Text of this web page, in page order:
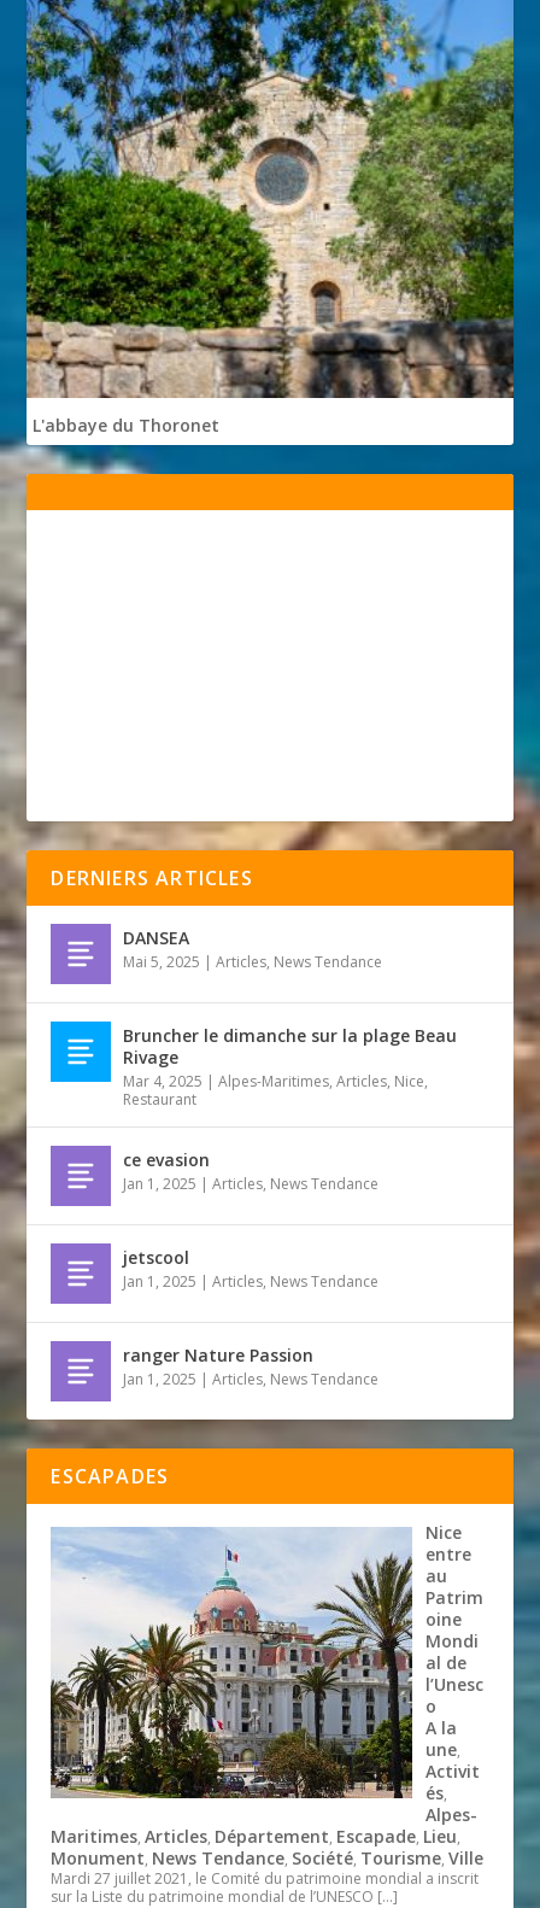
L'abbaye du Thoronet
DERNIERS ARTICLES
DANSEA
Mai 5, 2025 |Articles, News Tendance
Bruncher le dimanche sur la plage Beau
Rivage
Mar 4, 2025 |Alpes-Maritimes,Articles, Nice,
Restaurant
ce evasion
Jan 1, 2025 |Articles, News Tendance
jetscool
Jan 1, 2025 |Articles, News Tendance
ranger Nature Passion
Jan 1, 2025 |Articles, News Tendance
ESCAPADES
Nice
entre
au
Patrim
oine
Mondi
al de
l’Unesc
o
A la
une,
Activit
és,
Alpes-
Maritimes,Articles, Département, Escapade, Lieu,
Monument, News Tendance, Société, Tourisme,Ville
Mardi 27 juillet 2021, le Comité du patrimoine mondial a inscrit
sur la Liste du patrimoine mondial de l’UNESCO […]